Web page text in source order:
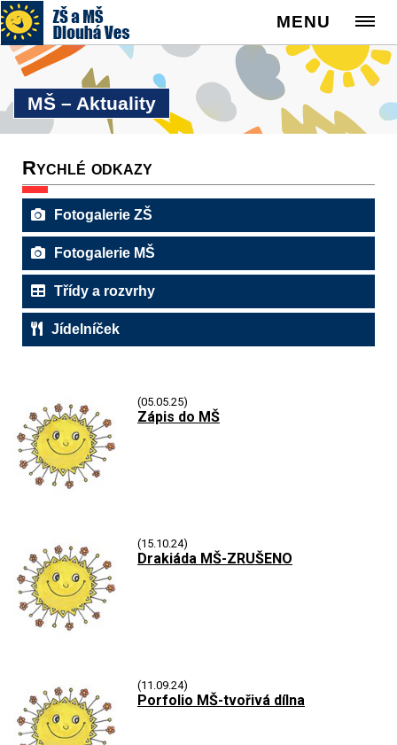
MENU
MŠ – Aktuality
Rychlé odkazy
Fotogalerie ZŠ
Fotogalerie MŠ
Třídy a rozvrhy
Jídelníček
(05.05.25)
Zápis do MŠ
(15.10.24)
Drakiáda MŠ-ZRUŠENO
(11.09.24)
Porfolio MŠ-tvořivá dílna